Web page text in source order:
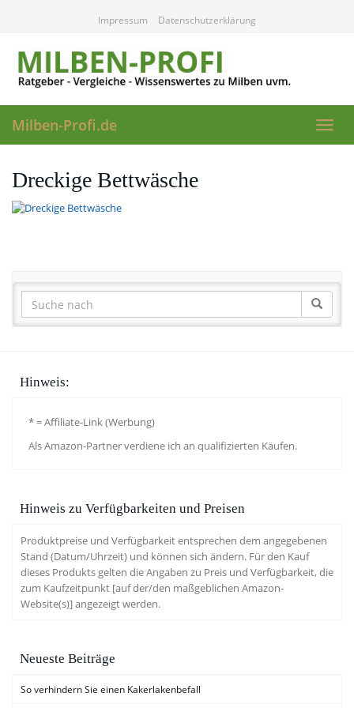
content
Impressum Datenschutzerklärung
Milben-Profi.de
Dreckige Bettwäsche
Hinweis:
* = Affiliate-Link (Werbung)
Als Amazon-Partner verdiene ich an qualifizierten Käufen.
Hinweis zu Verfügbarkeiten und Preisen
Produktpreise und Verfügbarkeit entsprechen dem angegebenen
Stand (Datum/Uhrzeit) und können sich ändern. Für den Kauf
dieses Produkts gelten die Angaben zu Preis und Verfügbarkeit, die
zum Kaufzeitpunkt [auf der/den maßgeblichen Amazon-
Website(s)] angezeigt werden.
Neueste Beiträge
So verhindern Sie einen Kakerlakenbefall